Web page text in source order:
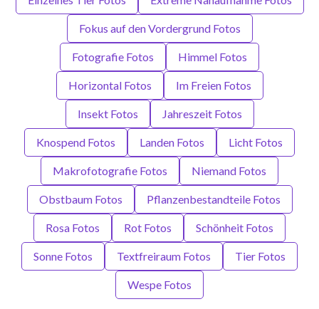
Fokus auf den Vordergrund Fotos
Fotografie Fotos Himmel Fotos
Horizontal Fotos Im Freien Fotos
Insekt Fotos Jahreszeit Fotos
Knospend Fotos Landen Fotos Licht Fotos
Makrofotografie Fotos Niemand Fotos
Obstbaum Fotos Pflanzenbestandteile Fotos
Rosa Fotos Rot Fotos Schönheit Fotos
Sonne Fotos Textfreiraum Fotos Tier Fotos
Wespe Fotos